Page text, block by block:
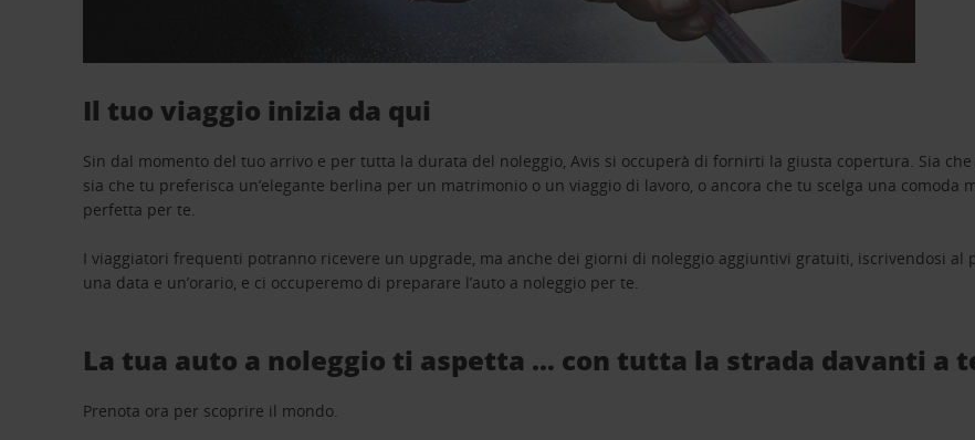
Il tuo viaggio inizia da qui
Sin dal momento del tuo arrivo e per tutta la durata del noleggio, Avis si occuperà di fornirti la giusta copertura. Sia
sia che tu preferisca un’elegante berlina per un matrimonio o un viaggio di lavoro, o ancora che tu scelga una comoda
perfetta per te.
I viaggiatori frequenti potranno ricevere un upgrade, ma anche dei giorni di noleggio aggiuntivi gratuiti, iscrivendosi
una data e un’orario, e ci occuperemo di preparare l’auto a noleggio per te.
La tua auto a noleggio ti aspetta … con tutta la strada davanti a
Prenota ora per scoprire il mondo.